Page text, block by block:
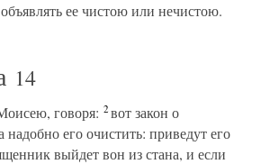
ее чистою или нечистою.
14
говоря: 2вот закон о
его очистить: приведут его
выйдет вон из стана, и если